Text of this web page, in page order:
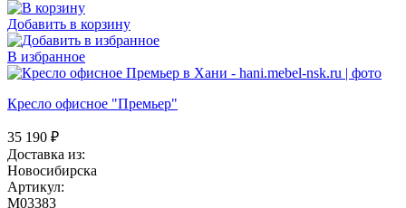
Добавить в корзину
В избранное
Кресло офисное "Премьер"
35 190 ₽
Доставка из:
Новосибирска
Артикул:
M03383